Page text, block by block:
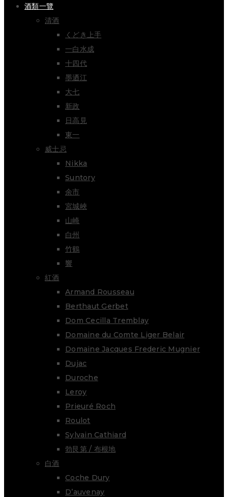
酒類一覽
清酒
くどき上手
一白水成
十四代
墨迺江
大七
新政
日高見
東一
威士忌
Nikka
Suntory
余市
宮城峽
山崎
白州
竹鶴
響
紅酒
Armand Rousseau
Berthaut Gerbet
Dom Cecilla Tremblay
Domaine du Comte Liger Belair
Domaine Jacques Frederic Mugnier
Dujac
Duroche
Leroy
Prieuré Roch
Roulot
Sylvain Cathiard
勃艮第 / 布根地
白酒
Coche Dury
D’auvenay